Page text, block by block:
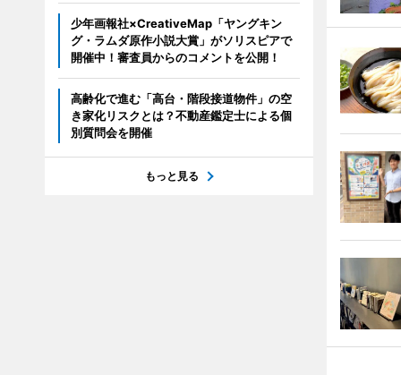
少年画報社×CreativeMap「ヤングキン
グ・ラムダ原作小説大賞」がソリスピアで
開催中！審査員からのコメントを公開！
高齢化で進む「高台・階段接道物件」の空
き家化リスクとは？不動産鑑定士による個
別質問会を開催
もっと見る